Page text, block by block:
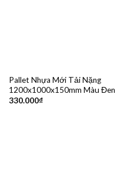
Pallet Nhựa Mới Tải Nặng
1200x1000x150mm Màu Đen
330.000₫